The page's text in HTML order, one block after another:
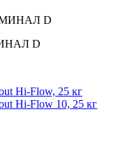
D
Hi-Flow, 25 кг
Hi-Flow 10, 25 кг